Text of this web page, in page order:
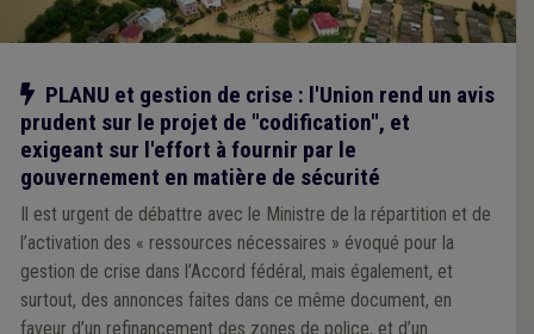
Notre action
PLANU et gestion de crise : l'Union rend un avis
prudent sur le projet de "codification", et
exigeant sur l'effort à fournir par le
gouvernement en matière de sécurité
Il est urgent de débattre avec le Ministre de la répartition et de
l’activation des « ressources nécessaires » évoqué pour la
gestion de crise dans l’Accord fédéral, mais également, et
surtout, des annonces faites dans ce même document, en
faveur d’un refinancement des zones de police, et d’un